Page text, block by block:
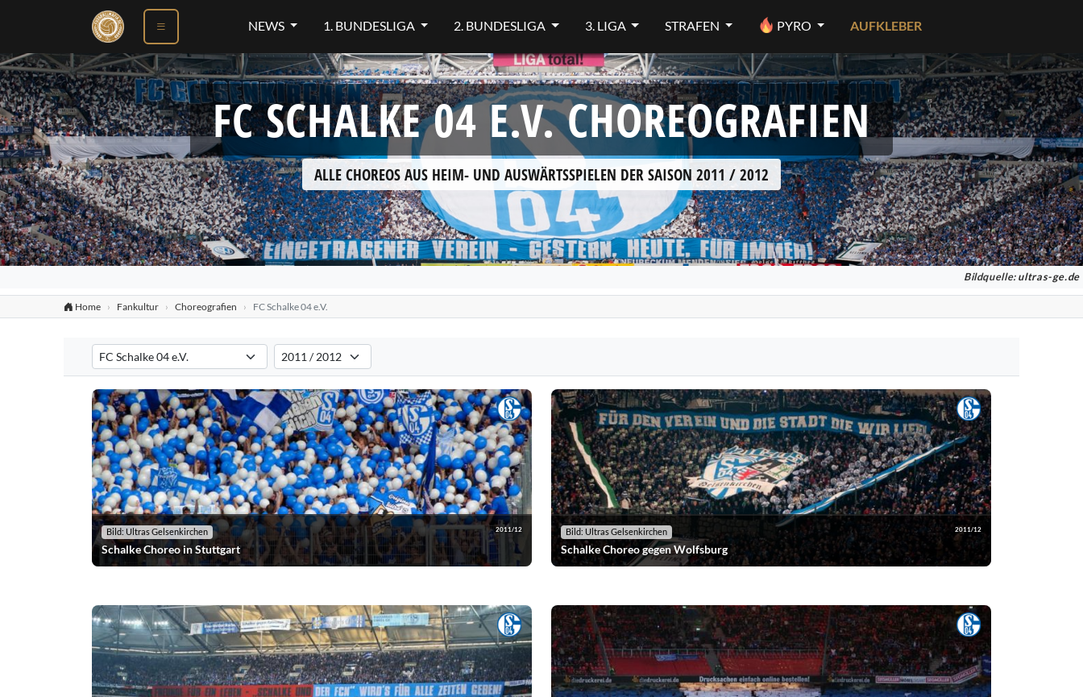
NEWS 1. BUNDESLIGA 2. BUNDESLIGA 3. LIGA STRAFEN PYRO AUFKLEBER
FC SCHALKE 04 E.V. CHOREOGRAFIEN
ALLE CHOREOS AUS HEIM- UND AUSWÄRTSSPIELEN DER SAISON 2011 / 2012
Bildquelle: ultras-ge.de
Home Fankultur Choreografien FC Schalke 04 e.V.
Verein auswählen
Filtert die Choreografien nach dem ausgewählten Verein. Standard: alle Vereine anzeigen.
Saison auswählen
Filtert die Choreografien nach der ausgewählten Saison. Standard: alle Saisons anzeigen.
Bild: Ultras Gelsenkirchen 2011/12
Schalke Choreo in Stuttgart
Bild: Ultras Gelsenkirchen 2011/12
Schalke Choreo gegen Wolfsburg